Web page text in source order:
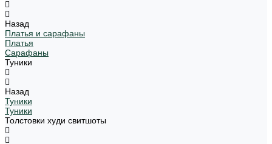
Назад
Платья и сарафаны
Платья
Сарафаны
Туники
Назад
Туники
Туники
Толстовки худи свитшоты